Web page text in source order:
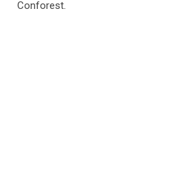
Conforest.